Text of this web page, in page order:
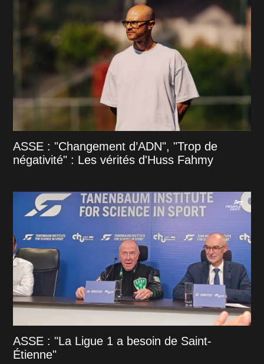
ASSE : "Changement d’ADN", "Trop de
négativité" : Les vérités d'Huss Fahmy
ASSE : "La Ligue 1 a besoin de Saint-
Étienne"